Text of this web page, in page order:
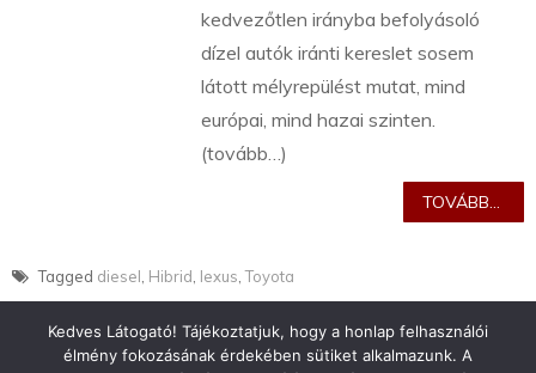
kedvezőtlen irányba befolyásoló
dízel autók iránti kereslet sosem
látott mélyrepülést mutat, mind
európai, mind hazai szinten.
(tovább…)
TOVÁBB...
Tagged diesel Hibrid lexus ,Toyota
Kedves Látogató! Tájékoztatjuk, hogy a honlap felhasználói
élmény fokozásának érdekében sütiket alkalmazunk. A